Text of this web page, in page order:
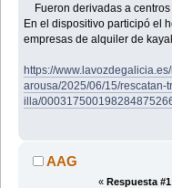
Fueron derivadas a centros
En el dispositivo participó el
empresas de alquiler de
https://
arousa/2025/06/15/
illa/
AAG
« Respuesta